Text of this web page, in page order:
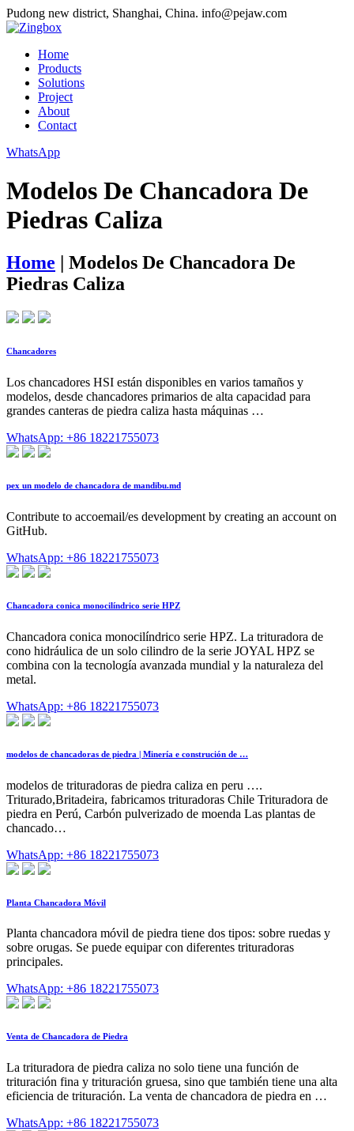
Pudong new district, Shanghai, China. info@pejaw.com
Home
Products
Solutions
Project
About
Contact
WhatsApp
Modelos De Chancadora De
Piedras Caliza
Home | Modelos De Chancadora De
Piedras Caliza
Chancadores
Los chancadores HSI están disponibles en varios tamaños y
modelos, desde chancadores primarios de alta capacidad para
grandes canteras de piedra caliza hasta máquinas …
WhatsApp: +86 18221755073
pex un modelo de chancadora de mandibu.md
Contribute to accoemail/es development by creating an account on
GitHub.
WhatsApp: +86 18221755073
Chancadora conica monocilíndrico serie HPZ
Chancadora conica monocilíndrico serie HPZ. La trituradora de
cono hidráulica de un solo cilindro de la serie JOYAL HPZ se
combina con la tecnología avanzada mundial y la naturaleza del
metal.
WhatsApp: +86 18221755073
modelos de chancadoras de piedra | Minería e construción de …
modelos de trituradoras de piedra caliza en peru ….
Triturado,Britadeira, fabricamos trituradoras Chile Trituradora de
piedra en Perú, Carbón pulverizado de moenda Las plantas de
chancado…
WhatsApp: +86 18221755073
Planta Chancadora Móvil
Planta chancadora móvil de piedra tiene dos tipos: sobre ruedas y
sobre orugas. Se puede equipar con diferentes trituradoras
principales.
WhatsApp: +86 18221755073
Venta de Chancadora de Piedra
La trituradora de piedra caliza no solo tiene una función de
trituración fina y trituración gruesa, sino que también tiene una alta
eficiencia de trituración. La venta de chancadora de piedra en …
WhatsApp: +86 18221755073